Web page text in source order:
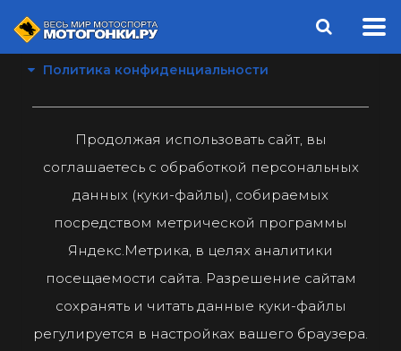
Политика конфиденциальности
Продолжая использовать сайт, вы
соглашаетесь с обработкой персональных
данных (куки-файлы), собираемых
посредством метрической программы
Яндекс.Метрика, в целях аналитики
посещаемости сайта. Разрешение сайтам
сохранять и читать данные куки-файлы
регулируется в настройках вашего браузера.